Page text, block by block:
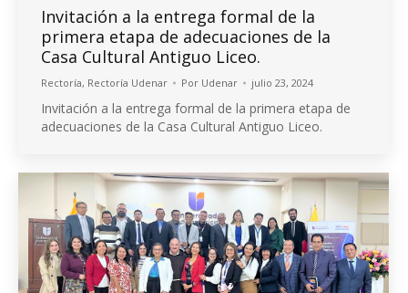
Invitación a la entrega formal de la
primera etapa de adecuaciones de la
Casa Cultural Antiguo Liceo.
Rectoría, Rectoría Udenar Por Udenar julio 23, 2024
Invitación a la entrega formal de la primera etapa de
adecuaciones de la Casa Cultural Antiguo Liceo.